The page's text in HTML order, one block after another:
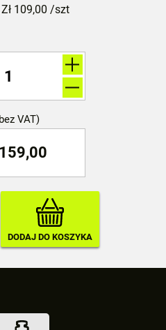
Zł 109,00 /szt
VAT)
159,00